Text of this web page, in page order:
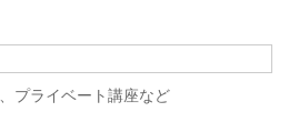
プライベート講座など